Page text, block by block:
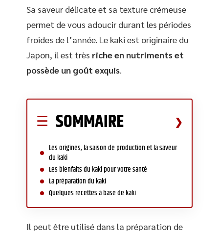
Sa saveur délicate et sa texture crémeuse
permet de vous adoucir durant les périodes
froides de l’année. Le kaki est originaire du
Japon, il est très riche en nutriments et
possède un goût exquis.
SOMMAIRE
Les origines, la saison de production et la saveur
du kaki
Les bienfaits du kaki pour votre santé
La préparation du kaki
Quelques recettes à base de kaki
Il peut être utilisé dans la préparation de